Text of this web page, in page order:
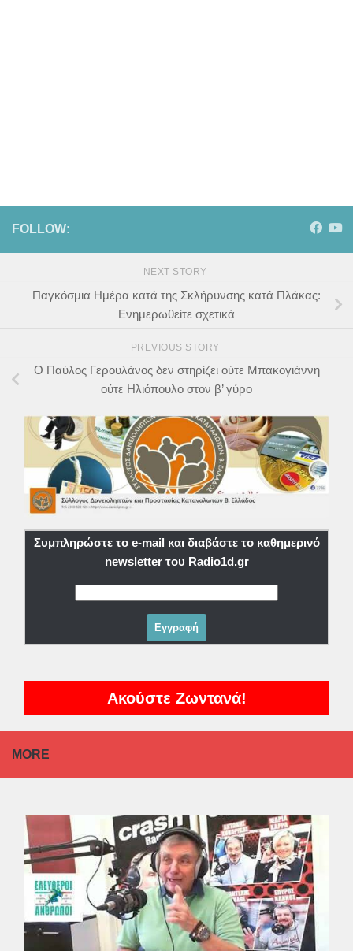
FOLLOW:
NEXT STORY
Παγκόσμια Ημέρα κατά της Σκλήρυνσης κατά Πλάκας:
Ενημερωθείτε σχετικά
PREVIOUS STORY
Ο Παύλος Γερουλάνος δεν στηρίζει ούτε Μπακογιάννη
ούτε Ηλιόπουλο στον β’ γύρο
Συμπληρώστε το e-mail και διαβάστε το καθημερινό
newsletter του Radio1d.gr
Ακούστε Ζωντανά!
MORE